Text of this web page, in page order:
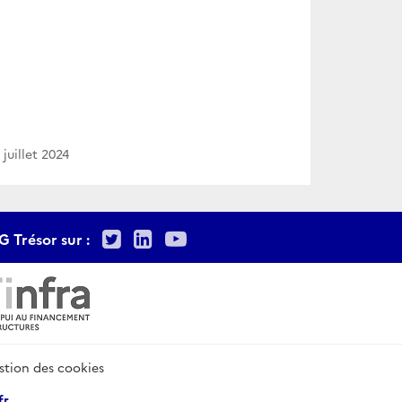
juillet 2024
Trésor sur : TwitterLinkedIn
Youtube
des cookies